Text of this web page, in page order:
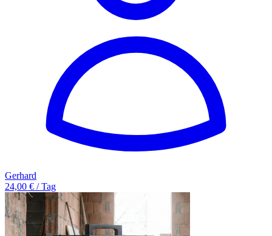
Gerhard
24,00 € / Tag